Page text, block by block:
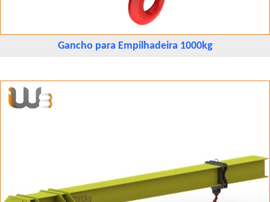
Gancho para Empilhadeira 1000kg